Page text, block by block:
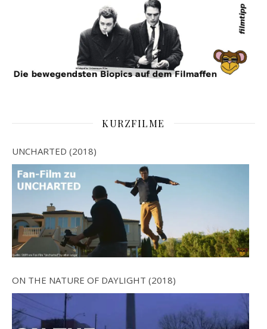
KURZFILME
UNCHARTED (2018)
ON THE NATURE OF DAYLIGHT (2018)